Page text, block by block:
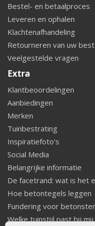
Bestel- en betaalproces
Leveren en ophalen
Klachtenafhandeling
Retourneren van uw
Veelgestelde vragen
Extra
Klantbeoordelingen
Aanbiedingen
Merken
Tuinbestrating
Inspiratiefoto's
Social Media
Belangrijke informatie
De facetrand: wat is het
Hoe betontegels leggen
Fundering voor
Welke tuinstijl past bij mij